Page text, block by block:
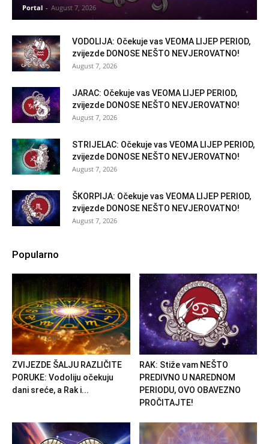
Portal - August 7, 2026
VODOLIJA: Očekuje vas VEOMA LIJEP PERIOD,
zvijezde DONOSE NEŠTO NEVJEROVATNO!
August 7, 2026
JARAC: Očekuje vas VEOMA LIJEP PERIOD,
zvijezde DONOSE NEŠTO NEVJEROVATNO!
August 7, 2026
STRIJELAC: Očekuje vas VEOMA LIJEP PERIOD,
zvijezde DONOSE NEŠTO NEVJEROVATNO!
August 7, 2026
ŠKORPIJA: Očekuje vas VEOMA LIJEP PERIOD,
zvijezde DONOSE NEŠTO NEVJEROVATNO!
August 7, 2026
Popularno
ZVIJEZDE ŠALJU RAZLIČITE
PORUKE: Vodoliju očekuju
dani sreće, a Rak i...
RAK: Stiže vam NEŠTO
PREDIVNO U NAREDNOM
PERIODU, OVO OBAVEZNO
PROČITAJTE!